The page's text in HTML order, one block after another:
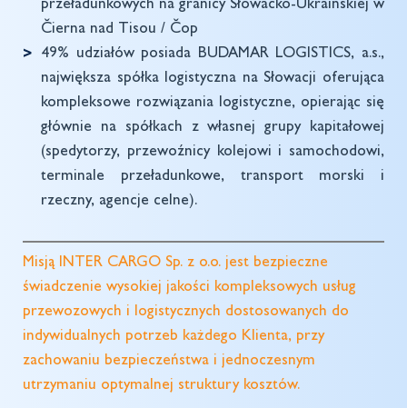
przeładunkowych na granicy Słowacko-Ukraińskiej w
Čierna nad Tisou / Čop
49% udziałów posiada BUDAMAR LOGISTICS, a.s.,
największa spółka logistyczna na Słowacji oferująca
kompleksowe rozwiązania logistyczne, opierając się
głównie na spółkach z własnej grupy kapitałowej
(spedytorzy, przewoźnicy kolejowi i samochodowi,
terminale przeładunkowe, transport morski i
rzeczny, agencje celne).
Misją INTER CARGO Sp. z o.o. jest bezpieczne
świadczenie wysokiej jakości kompleksowych usług
przewozowych i logistycznych dostosowanych do
indywidualnych potrzeb każdego Klienta, przy
zachowaniu bezpieczeństwa i jednoczesnym
utrzymaniu optymalnej struktury kosztów.